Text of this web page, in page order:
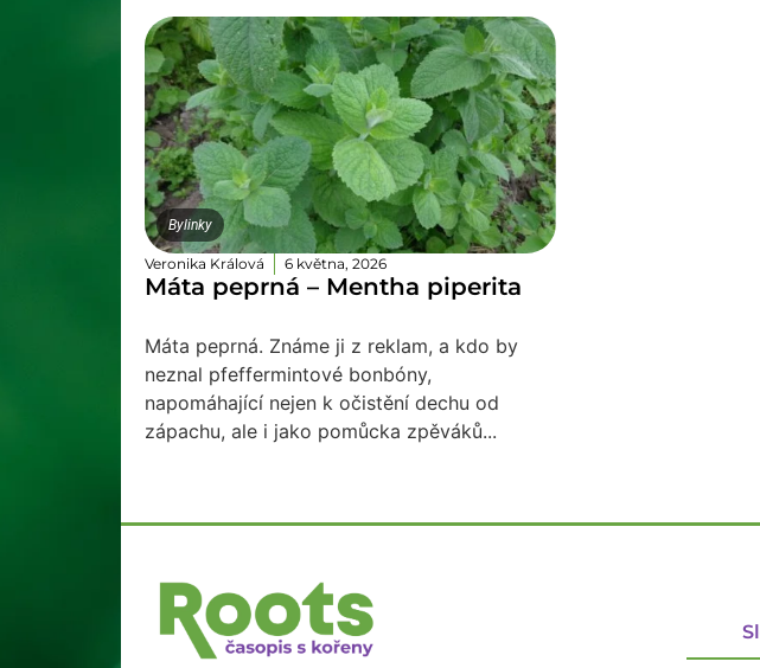
Bylinky
Veronika Králová 6 května, 2026
Máta peprná – Mentha piperita
Máta peprná. Známe ji z reklam, a kdo by
neznal pfeffermintové bonbóny,
napomáhající nejen k očistění dechu od
zápachu, ale i jako pomůcka zpěváků...